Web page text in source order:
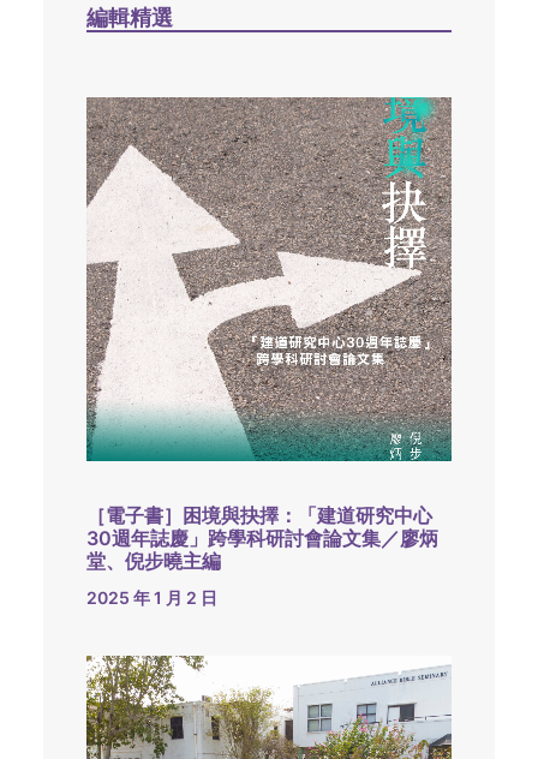
編輯精選
［電子書］困境與抉擇：「建道研究中心
30週年誌慶」跨學科研討會論文集／廖炳
堂、倪步曉主編
2025 年 1 月 2 日